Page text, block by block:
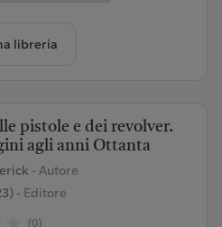
libreria
pistole e dei revolver.
agli anni Ottanta
- Autore
- Editore
(0)